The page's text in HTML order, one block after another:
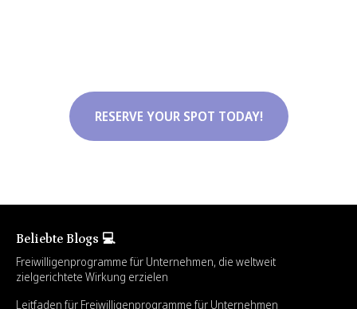
RESERVE YOUR SPOT TODAY!
Beliebte Blogs 💻
Freiwilligenprogramme für Unternehmen, die weltweit
zielgerichtete Wirkung erzielen
Leitfaden für Freiwilligenprogramme für Unternehmen